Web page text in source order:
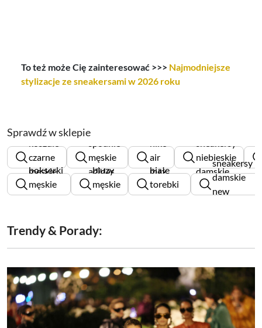
To też może Cię zainteresować >>> Najmodniejsze
stylizacje ze sneakersami w 2026 roku
Sprawdź w sklepie
czarne
męskie
męskie
adidas
air
max
niebieskie
damskie
bokserki
męskie
nike
bluzy
męskie
pitbull
białe
torebki
damskie
sneakersy
damskie
new
Trendy & Porady: